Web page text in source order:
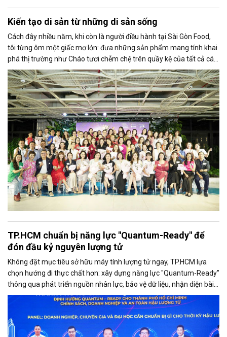
Kiến tạo di sản từ những di sản sống
Cách đây nhiều năm, khi còn là người điều hành tại Sài Gòn Food,
tôi từng ôm một giấc mơ lớn: đưa những sản phẩm mang tính khai
phá thị trường như Cháo tươi chễm chệ trên quầy kệ của tất cả các
hệ thống siêu thị lớn nhỏ.
TP.HCM chuẩn bị năng lực "Quantum-Ready" để
đón đầu kỷ nguyên lượng tử
Không đặt mục tiêu sở hữu máy tính lượng tử ngay, TP.HCM lựa
chọn hướng đi thực chất hơn: xây dựng năng lực "Quantum-Ready"
thông qua phát triển nguồn nhân lực, bảo vệ dữ liệu, nhận diện bài
toán ứng dụng và kết nối hệ sinh thái đổi mới sáng tạo. Đây được
xem là nền tảng giúp thành phố chủ động tham gia cuộc cách
mạng công nghệ lượng tử trong tương lai.